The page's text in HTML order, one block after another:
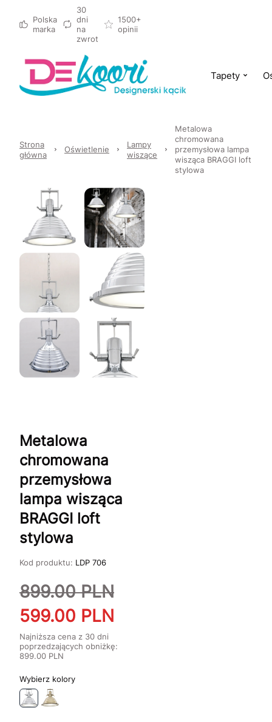
Polska
marka
30
dni
na
zwrot
1500+
opinii
Tapety
Strona
główna
Oświetlenie
Lampy
wiszące
Metalowa
chromowana
przemysłowa lampa
wisząca BRAGGI loft
stylowa
Metalowa
chromowana
przemysłowa
lampa wisząca
BRAGGI loft
stylowa
Kod produktu: LDP 706
899.00PLN
599.00 PLN
Najniższa cena z 30 dni
poprzedzających obniżkę:
899.00 PLN
kolory